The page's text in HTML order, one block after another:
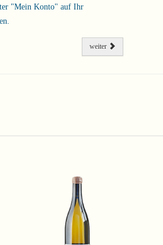
"Mein Konto" auf Ihr
weiter